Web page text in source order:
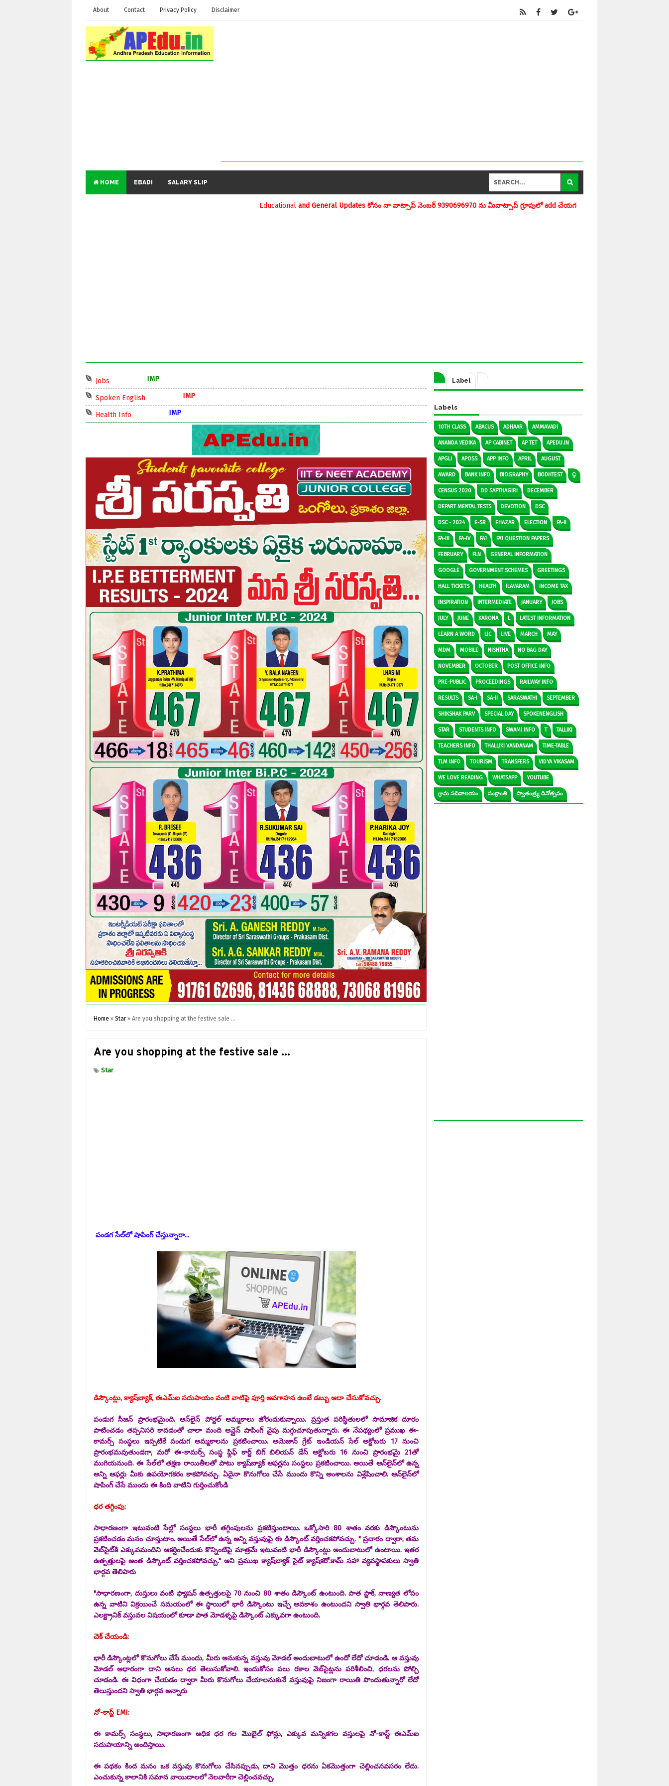
About Contact Privacy Policy Disclaimer
HOME EBADI SALARY SLIP
and General Updates కోసం నా వాట్సాప్ నెంబర్ 9390696970 ను మీవాట్సాప్ గ్రూపులో add చేయగలరు www.apedu.in.
Jobs
Spoken English
Health Info
Home » Star» Are you shopping at the festive sale ...
Are you shopping at the festive sale ...
Star
పండగ సేల్‌లో షాపింగ్ చేస్తున్నారా...
డిస్కౌంట్లు, క్యాష్‌బ్యాక్‌, ఈఎమ్ఐ స‌దుపాయం వంటి వాటిపై పూర్తి అవ‌గాహ‌న ఉంటే డ‌బ్బు ఆదా చేసుకోవ‌చ్చు.
పండుగ సీజన్ ప్రారంభమైంది. ఆన్‌లైన్‌ పోర్టల్ అమ్మకాలు జోరందుకున్నాయి. ప్రస్తుత పరిస్థితులలో సామాజిక దూరం
పాటించడం తప్పనిసరి కావడంతో చాలా మంది ఆన్లైన్ షాపింగ్ వైపు మగ్గుచూపుతున్నారు. ఈ నేపథ్యంలో ప్రముఖ ఈ-
కామర్స్ సంస్థలు ఇప్పటికే పండుగ అమ్మకాలను ప్రకటించాయి. అమెజాన్ గ్రేట్ ఇండియన్ సేల్ అక్టోబరు 17 నుంచి
ప్రారంభమవుతుండగా, మరో ఈ-కామర్స్ సంస్థ ఫ్లిఫ్ కార్ట్ బిగ్ బిలియన్ డేస్ అక్టోబ‌రు 16 నుంచి ప్రారంభమై 21తో
ముగియనుంది. ఈ సేల్‌లో తక్షణ రాయితీలతో పాటు క్యాష్‌బ్యాక్ ఆఫర్లను సంస్థలు ప్రకటించాయి. అయితే ఆన్‌లైన్‌లో ఉన్న
అన్ని ఆఫర్లు మీకు ఉపయోగకరం కాకపోవచ్చు. ఏదైనా కొనుగోలు చేసే ముందు కొన్ని అంశాల‌ను విశ్లేషించాలి. ఆన్‌లైన్‌లో
షాపింగ్ చేసే ముందు ఈ కింది వాటిని గుర్తించుకోండి
ధర తగ్గింపు:
సాధారణంగా ఇటువంటి సేల్లో సంస్థలు భారీ తగ్గింపులను ప్రకటిస్తుంటాయి. ఒక్కోసారి 80 శాతం వరకు డిస్కౌంటును
ప్రకటించడం మనం చూస్తుటాం. అయితే సేల్‌లో ఉన్న అన్ని వస్తువుపై ఈ డిస్కౌంట్‌ వర్తించక‌పోవ‌చ్చు. " ప్రచారం ద్వారా, తమ
వెబ్‌సైట్‌కి ఎక్కువమందిని ఆకర్షించేందుకు కొన్నింటిపై మాత్రమే ఇటువంటి భారీ డిస్కౌంట్లు‌ అందుబాటులో ఉంటాయి. ఇతర
ఉత్పత్తులపై అంత డిస్కౌంట్ వర్తించకపోవచ్చు." అని ప్రముఖ క్యాష్‌బ్యాక్ సైట్ క్యాష్‌క‌రో.కామ్ సహా వ్యవస్థాపకులు స్వాతి
భార్గవ తెలిపారు
"సాధారణంగా, దుస్తులు వంటి ఫ్యాషన్ ఉత్పత్తులపై 70 నుంచి 80 శాతం డిస్కౌంట్ ఉంటుంది. పాత స్టాక్, నాణ్యత లోపం
ఉన్న వాటిని విక్రయించే సమయంలో ఈ స్థాయిలో భారీ డిస్కౌంటు ఇచ్చే అవకాశం ఉంటుందని స్వాతి భార్గవ తెలిపారు.
ఎలక్ట్రానిక్ వస్తువల విషయంలో కూడా పాత మోడళ్ళపై డిస్కౌంట్ ఎక్కువగా ఉంటుంది.
చెక్ చేయండి:
భారీ డిస్కౌంట్లలో కొనుగోలు చేసే ముందు, మీరు అనుకున్న వస్తువు మోడల్ అందుబాటులో ఉందో లేదో చూడండి. ఆ వస్తువు
మోడల్ ఆధారంగా దాని అసలు ధర తెలుసుకోవాలి. ఇందుకోసం పలు రకాల వెబ్‌సైట్ల‌ను పరిశీలించి, ధరలను పోల్చి
చూడండి. ఈ విధంగా చేయడం ద్వారా మీరు కొనుగోలు చేయాలనుకునే వస్తువుపై నిజంగా రాయితి పొందుతున్నారో లేదో
తెలుస్తుందని స్వాతి భార్గవ అన్నారు
నో-కాస్ట్ EMI:
ఈ కామర్స్ సంస్థలు, సాధారణంగా అధిక ధర గల మొబైల్ ఫోన్లు, ఎక్కువ మన్నికగల వస్తులపై నో-కాస్ట్ ఈఎమ్ఐ
సదుపాయాన్ని అందిస్తాయి.
ఈ పథకం కింద మనం ఒక వస్తువు కొనుగోలు చేసినప్పుడు, దాని మొత్తం ధరను ఏకమొత్తంగా చెల్లించనవసరం లేదు.
ఎంచుకున్న కాలానికి సమాన వాయిదాలలో నెలవారీగా చెల్లించవచ్చు.
Label
Labels
10TH CLASS ABACUS ADHAAR AMMAVADI
ANANDA VEDIKA AP CABINET AP TET APEDU.IN
APGLI APOSS APP INFO APRIL AUGUST
AWARD BANK INFO BIOGRAPHY BODHTEST Ç:
CENSUS 2020 DD SAPTHAGIRI DECEMBER
DEPART MENTAL TESTS DEVOTION DSC
DSC - 2024 E-SR EHAZAR ELECTION FA-II
FA-III FA-IV FA1 FA1 QUESTION PAPERS
FEBRUARY FLN GENERAL INFORMATION
GOOGLE GOVERNMENT SCHEMES GREETINGS
HALL TICKETS HEALTH ILAVARAM INCOME TAX
INSPIRATION INTERMEDIATE JANUARY JOBS
JULY JUNE KARONA L LATEST INFORMATION
LEARN A WORD LIC LIVE MARCH MAY
MDM MOBILE NISHTHA NO BAG DAY
NOVEMBER OCTOBER POST OFFICE INFO
PRE-PUBLIC PROCEEDINGS RAILWAY INFO
RESULTS SA-I SA-II SARASWATHI SEPTEMBER
SHIKSHAK PARV SPECIAL DAY SPOKENENGLISH
STAR STUDENTS INFO SWAMI INFO T TALLIKI
TEACHERS INFO THALLIKI VANDANAM TIME-TABLE
TLM INFO TOURISM TRANSFERS VIDYA VIKASAM
WE LOVE READING WHATSAPP YOUTUBE
గ్రామ సచివాలయం సంక్రాంతి స్వాతంత్ర్య దినోత్సవం